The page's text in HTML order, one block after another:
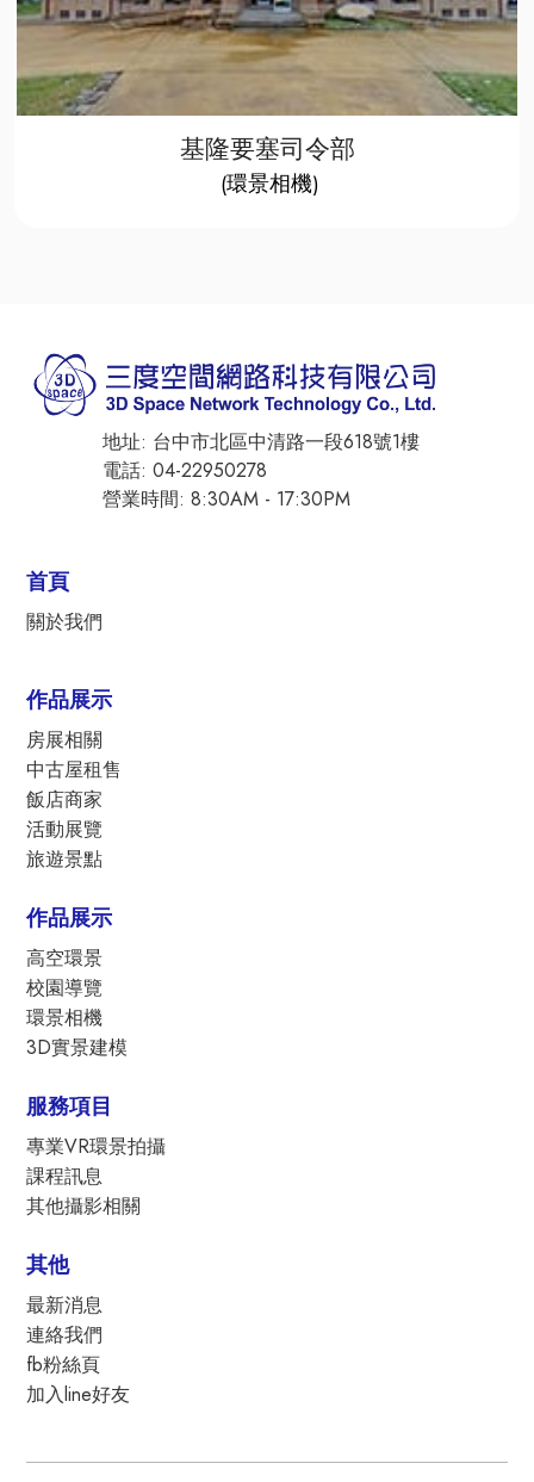
基隆要塞司令部
(環景相機)​​
地址: 台中市北區中清路一段618號1樓
電話: 04-22950278
營業時間: 8:30AM - 17:30PM
首頁
關於我們
作品展示
房展相關
中古屋租售
飯店商家
活動展覽
旅遊景點
作品展示
高空環景
校園導覽
環景相機
3D實景建模
服務項目
專業VR環景拍攝
課程訊息
其他攝影相關
其他
最新消息
連絡我們
fb粉絲頁
加入line好友